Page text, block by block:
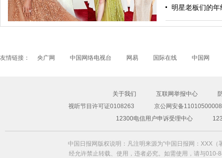
大片半裸遮胸热辣！C罗前女友伊莲娜登体育画报
奥斯卡红毯：“石头姐”优雅复古 洛佩兹深V惊艳
明星老板们的
友情链接： 央广网 中国网络电视台 网易 国际在线 中国网
关于我们 互联网举报中心
视听节目许可证0108263
京公网安备
12300电信用户申诉受理中心
中国日报网版权说明：凡注明来源为“中国日报网：XXX
经允许禁止转载、使用，违者必究。如需使用，请与010-